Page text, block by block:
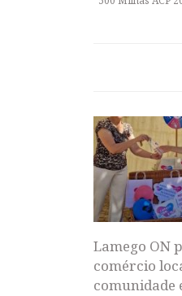
Lamego ON
comércio
comunidade